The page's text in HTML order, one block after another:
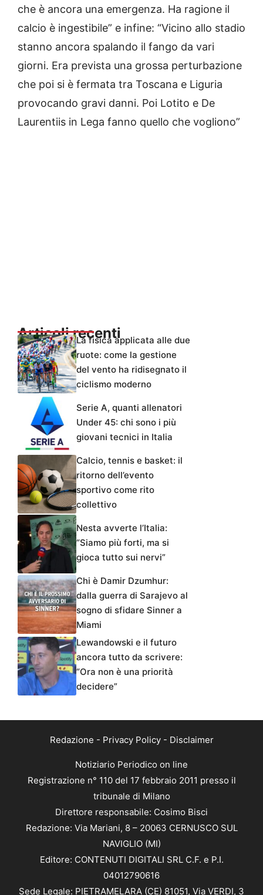
che è ancora una emergenza. Ha ragione il
calcio è ingestibile” e infine: “Vicino allo stadio
stanno ancora spalando il fango da vari
giorni. Era prevista una grossa perturbazione
che poi si è fermata tra Toscana e Liguria
provocando gravi danni. Poi Lotito e De
Laurentiis in Lega fanno quello che vogliono”
Articoli recentiLa fisica applicata alle due
ruote: come la gestione
del vento ha ridisegnato il
ciclismo moderno
Serie A, quanti allenatori
Under 45: chi sono i più
giovani tecnici in Italia
Calcio, tennis e basket: il
ritorno dell’evento
sportivo come rito
collettivo
Nesta avverte l’Italia:
“Siamo più forti, ma si
gioca tutto sui nervi”
Chi è Damir Dzumhur:
dalla guerra di Sarajevo al
sogno di sfidare Sinner a
Miami
Lewandowski e il futuro
ancora tutto da scrivere:
“Ora non è una priorità
decidere”
Redazione - Privacy Policy- Disclaimer
Notiziario Periodico on line
Registrazione n° 110 del 17 febbraio 2011 presso il
tribunale di Milano
Direttore responsabile: Cosimo Bisci
Redazione: Via Mariani, 8 – 20063 CERNUSCO SUL
NAVIGLIO (MI)
Editore: CONTENUTI DIGITALI SRL C.F. e P.I.
04012790616
Sede Legale: PIETRAMELARA (CE) 81051, Via VERDI, 3